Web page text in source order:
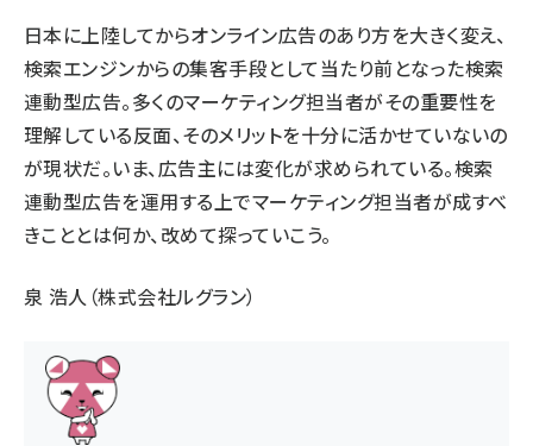
日本に上陸してからオンライン広告のあり方を大きく変え、
検索エンジンからの集客手段として当たり前となった検索
連動型広告。多くのマーケティング担当者がその重要性を
理解している反面、そのメリットを十分に活かせていないの
が現状だ。いま、広告主には変化が求められている。検索
連動型広告を運用する上でマーケティング担当者が成すべ
きこととは何か、改めて探っていこう。
泉 浩人（株式会社ルグラン）